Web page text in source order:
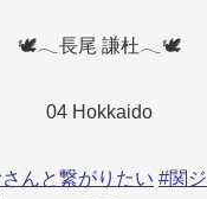
🕊️𓂃長尾 謙杜𓂃🕊️
04 Hokkaido
んと繋がりたい #関